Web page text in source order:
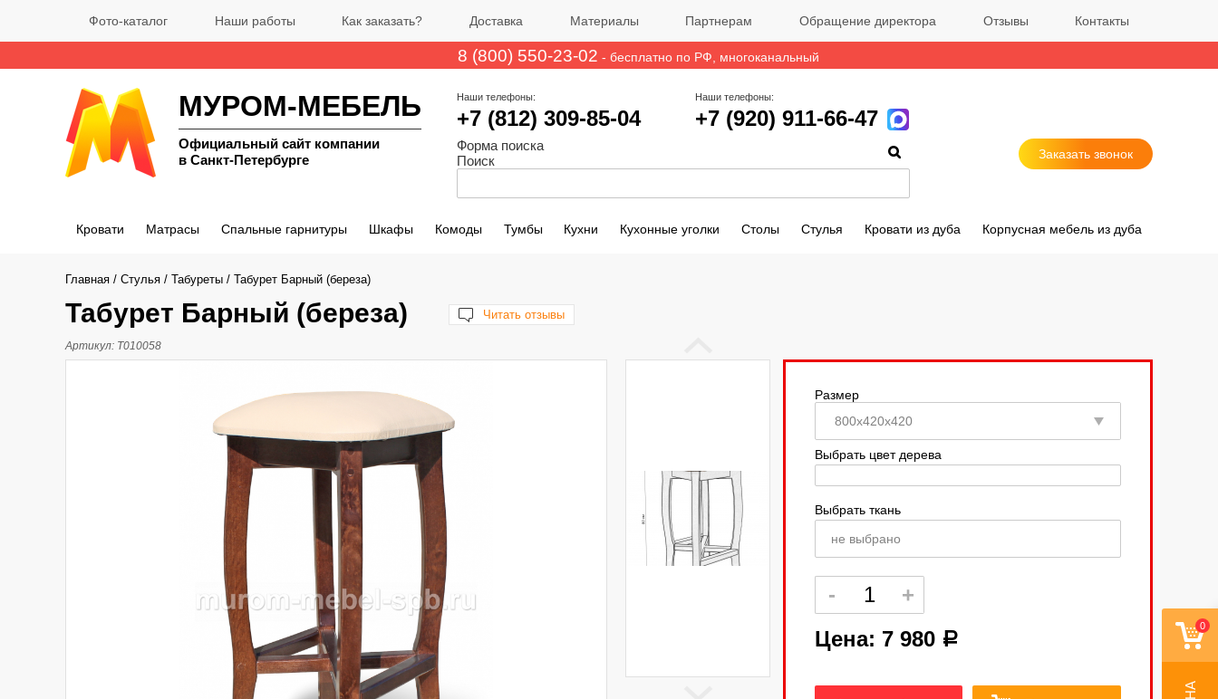
Фото-каталог Наши работы Как заказать? Доставка Материалы Партнерам Обращение директора Отзывы Контакты
8 (800) 550-23-02 - бесплатно по РФ , многоканальный
МУРОМ-МЕБЕЛЬ
Официальный сайт компании
в Санкт-Петербурге
Наши телефоны:
+7 (812) 309-85-04
Наши телефоны:
+7 (920) 911-66-47
Форма поиска
Поиск
Заказать звонок
Кровати Матрасы Спальные гарнитуры Шкафы Комоды Тумбы Кухни Кухонные уголки Столы Стулья Кровати из дуба Корпусная мебель из дуба
Главная / Стулья / Табуреты / Табурет Барный (береза)
Табурет Барный (береза) Читать отзывы
Артикул: Т010058
Размер
Выбрать цвет дерева
Выбрать ткань
не выбрано
Цена: 7 980 a
0